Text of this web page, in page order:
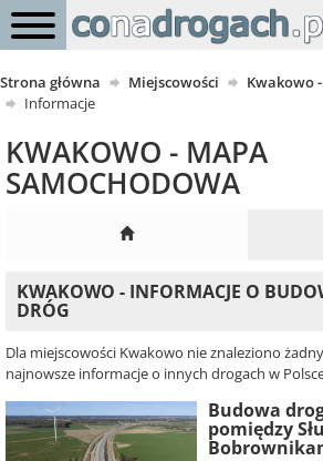
Strona główna Miejscowości
Kwakowo
Informacje
KWAKOWO - MAPA
SAMOCHODOWA
KWAKOWO - INFORMACJE O
DRÓG
Dla miejscowości Kwakowo nie znaleziono
najnowsze informacje o innych drogach w
Budowa
pomiędzy